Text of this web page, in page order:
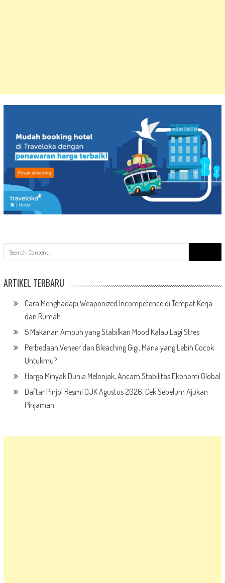
ARTIKEL TERBARU
Cara Menghadapi Weaponized Incompetence di Tempat Kerja
dan Rumah
5 Makanan Ampuh yang Stabilkan Mood Kalau Lagi Stres
Perbedaan Veneer dan Bleaching Gigi, Mana yang Lebih Cocok
Untukmu?
Harga Minyak Dunia Melonjak, Ancam Stabilitas Ekonomi Global
Daftar Pinjol Resmi OJK Agustus 2026, Cek Sebelum Ajukan
Pinjaman